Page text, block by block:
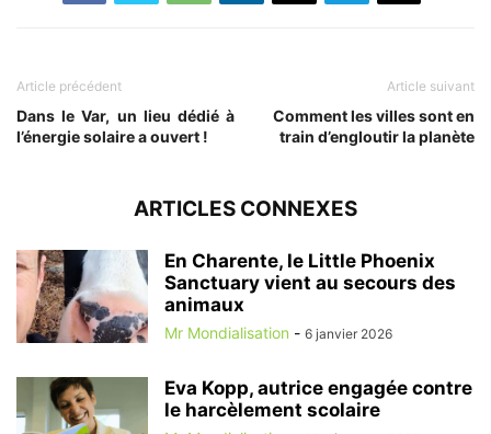
Article précédent
Dans le Var, un lieu dédié à
l’énergie solaire a ouvert !
Article suivant
Comment les villes sont en
train d’engloutir la planète
ARTICLES CONNEXES
En Charente, le Little Phoenix
Sanctuary vient au secours des
animaux
Mr Mondialisation - 6 janvier 2026
Eva Kopp, autrice engagée contre
le harcèlement scolaire